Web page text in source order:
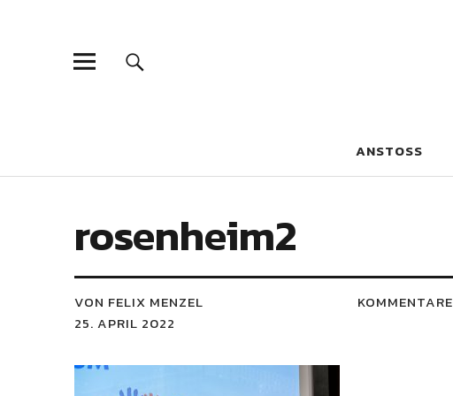
Blaue Narzisse
ANSTOSS
rosenheim2
VON FELIX MENZEL
25. APRIL 2022
KOMMENTARE